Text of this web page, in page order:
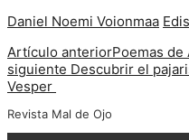
Daniel Noemi Voionmaa
Artículo anteriorPoemas
siguiente Descubrir el
Vesper
Revista Mal de Ojo